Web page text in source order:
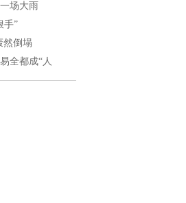
场大雨
手”
然倒塌
全都成“人